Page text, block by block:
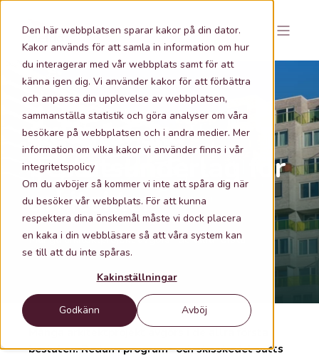
Den här webbplatsen sparar kakor på din dator.
Kakor används för att samla in information om hur
du interagerar med vår webbplats samt för att
känna igen dig. Vi använder kakor för att förbättra
och anpassa din upplevelse av webbplatsen,
sammanställa statistik och göra analyser om våra
besökare på webbplatsen och i andra medier. Mer
information om vilka kakor vi använder finns i vår
integritetspolicy
Om du avböjer så kommer vi inte att spåra dig när
du besöker vår webbplats. För att kunna
respektera dina önskemål måste vi dock placera
en kaka i din webbläsare så att våra system kan
se till att du inte spåras.
Kakinställningar
Godkänn Avböj
Geografiska
beslutsunderlag för
arkitekter
Många arkitektprojekt avgörs i de allra första
besluten
besluten. Redan i program- och skisskedet sätts